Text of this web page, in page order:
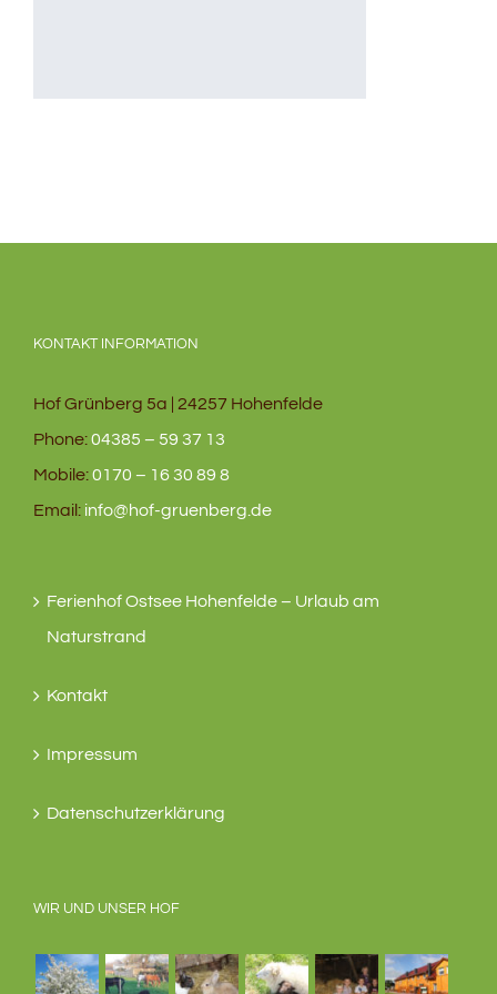
KONTAKT INFORMATION
Hof Grünberg 5a | 24257 Hohenfelde
Phone:04385 – 59 37 13
Mobile:0170 – 16 30 89 8
Email: info@hof-gruenberg.de
Ferienhof Ostsee Hohenfelde – Urlaub am
Naturstrand
Kontakt
Impressum
Datenschutzerklärung
WIR UND UNSER HOF